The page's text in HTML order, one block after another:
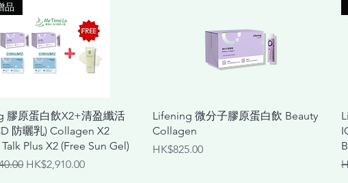
快速瀏覽
品
膠原蛋白飲X2+清盈纖活
防曬乳) Collagen X2
Plus X2 (Free Sun Gel)
促銷價格
HK$2,910.00
快速瀏覽
Lifening 微分子膠原蛋白飲 Beauty
Collagen
價格
HK$825.00